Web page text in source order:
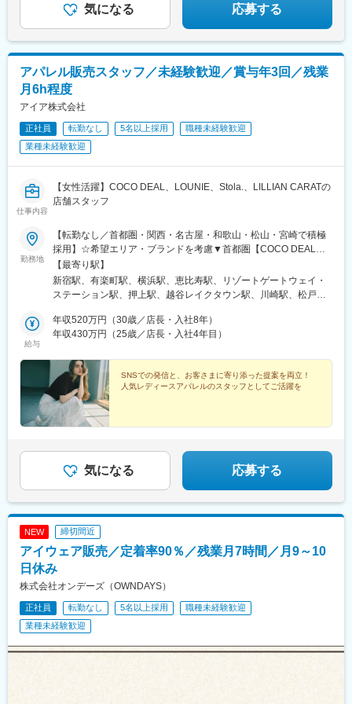
気になる 応募する
アパレル販売スタッフ／未経験歓迎／賞与年3回／残業
月6h程度
アイア株式会社
正社員 転勤なし 5名以上採用
職種未経験歓迎
業種未経験歓迎
仕事内容
【女性活躍】COCO DEAL、LOUNIE、Stola.、LILLIAN CARATの
店舗スタッフ
勤務地
【転勤なし／首都圏・関西・名古屋・和歌山・松山・宮崎で積極
採用】☆希望エリア・ブランドを考慮▼首都圏【COCO DEAL】
新宿ルミネ2／有楽町ルミネ／イクスピアリ／ルミネ横浜 など
【LOUNIE】アトレ恵比寿・川崎・松戸／柏高島屋／たまプラー
ザテラス など【Stola.】西銀座／東京ドームシティ／アトレ吉祥
／横浜ジョイナス／アトレ松戸 など▼関西【COCO DEAL】阪
神梅田／ルクアイーレ／西宮／京都ポルタ／天王寺MIO／なんば
【Stola.】ディアモール大阪／三宮 など【LILLIAN CARAT】ル
クア大阪▼他エリア【COCO DEAL】大高／岡山／天神地下街／
博多阪急／札幌／広島 など【LOUNIE】仙台アエル／名古屋高
島屋／アミュプラザ長崎・熊本・宮崎 など【Stola.】札幌アピア
／天神地下街／セントラルパーク／松山 など※受動喫煙対策あり
【最寄り駅】
新宿駅、有楽町駅、横浜駅、恵比寿駅、リゾートゲートウェイ・
ステーション駅、押上駅、越谷レイクタウン駅、川崎駅、松戸
駅、新橋駅、新宿駅(東京メトロ)、名古屋駅、南大高駅、大阪駅、
大阪梅田駅(阪神線)、天王寺駅、西宮北口駅、なんば駅(南海線)、
西鉄福岡駅、博多駅、京都駅、広島駅、宮崎駅、長崎駅前駅、熊
本駅、久屋大通駅、大通駅、さっぽろ駅、仙台駅、新高島駅、代
官山駅、舞浜駅、とうきょうスカイツリー駅、京急川崎駅、春日
駅(東京都)、井の頭公園駅、京成船橋駅、汐留駅、近鉄名古屋駅、
東梅田駅、大阪阿部野橋駅、なんば駅(地下鉄)、西梅田駅、梅田駅
(福岡県)、長崎駅(長崎県)、熊本駅前駅、栄町駅(愛知県)、西４丁
目駅、札幌駅、あおば通駅、新宿三丁目駅、日比谷駅、高島町
駅、東京ディズニーランド・ステーション駅、本所吾妻橋駅、銀
座一丁目駅、水道橋駅、東海神駅、内幸町駅、新宿西口駅、平沼
橋駅、名鉄名古屋駅、天王寺駅前駅、大阪難波駅、三宮駅(神戸市
駅、五島町駅、二本木口駅、栄駅(愛知県)、狸小路駅、仙台駅(地
下鉄)
給与
年収520万円（30歳／店長・入社8年）
年収430万円（25歳／店長・入社4年目）
SNSでの発信と、お客さまに寄り添った提案を両立！
人気レディースアパレルのスタッフとしてご活躍を
気になる 応募する
NEW 締切間近
アイウェア販売／定着率90％／残業月7時間／月9～10
日休み
株式会社オンデーズ（OWNDAYS）
正社員 転勤なし 5名以上採用
職種未経験歓迎
業種未経験歓迎